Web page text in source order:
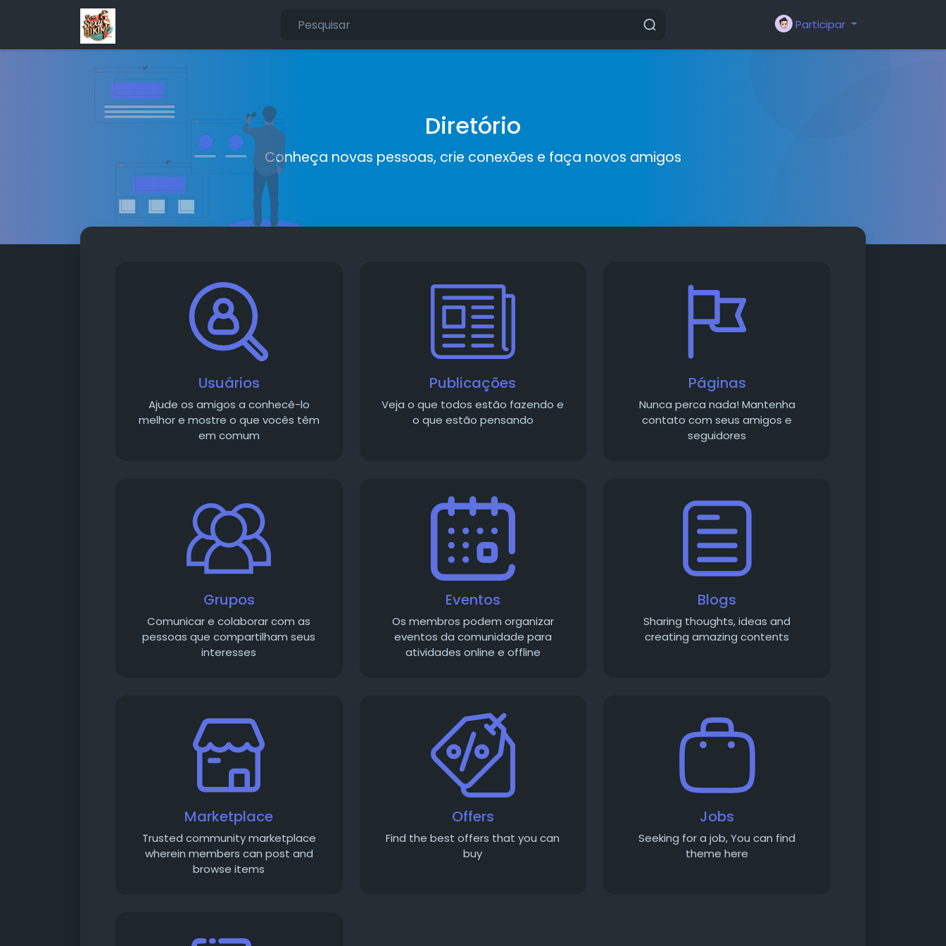
Participar
Diretório
Conheça novas pessoas, crie conexões e faça novos amigos
Usuários
Ajude os amigos a conhecê-lo
melhor e mostre o que vocês têm
em comum
Publicações
Veja o que todos estão fazendo e
o que estão pensando
Páginas
Nunca perca nada! Mantenha
contato com seus amigos e
seguidores
Grupos
Comunicar e colaborar com as
pessoas que compartilham seus
interesses
Eventos
Os membros podem organizar
eventos da comunidade para
atividades online e offline
Blogs
Sharing thoughts, ideas and
creating amazing contents
Marketplace
Trusted community marketplace
wherein members can post and
browse items
Offers
Find the best offers that you can
buy
Jobs
Seeking for a job, You can find
theme here